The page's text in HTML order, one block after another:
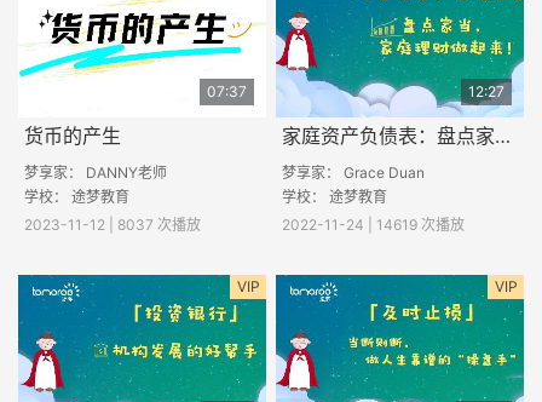
07:37
货币的产生
梦享家： DANNY老师
学校： 途梦教育
2023-11-12 | 8037 次播放
12:27
家庭资产负债表：盘点家当，家庭理财做起来!
梦享家： Grace Duan
学校： 途梦教育
2022-11-24 | 14619 次播放
VIP VIP